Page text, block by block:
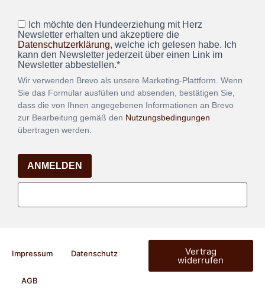
Ich möchte den Hundeerziehung mit Herz
Newsletter erhalten und akzeptiere die
Datenschutzerklärung, welche ich gelesen habe. Ich
kann den Newsletter jederzeit über einen Link im
Newsletter abbestellen.*
Wir verwenden Brevo als unsere Marketing-Plattform. Wenn
Sie das Formular ausfüllen und absenden, bestätigen Sie,
dass die von Ihnen angegebenen Informationen an Brevo
zur Bearbeitung gemäß den Nutzungsbedingungen
übertragen werden.
ANMELDEN
Impressum Datenschutz
AGB
Vertrag
widerrufen